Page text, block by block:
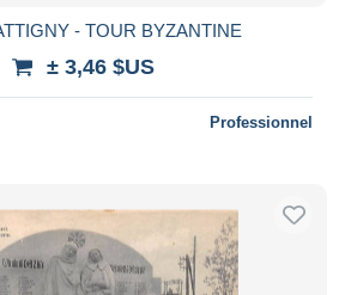
- TOUR BYZANTINE
± 3,46 $US
Professionnel